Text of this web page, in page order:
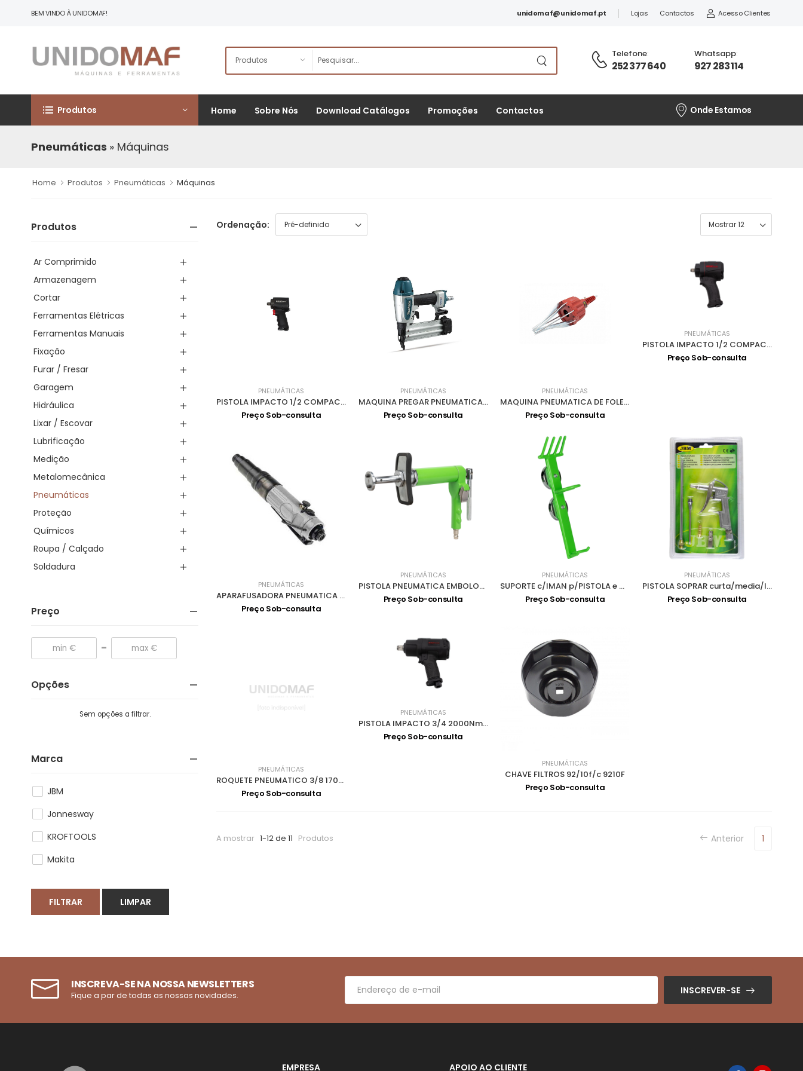
BEM VINDO À UNIDOMAF! unidomaf@unidomaf.pt Lojas Contactos Acesso Clientes
Telefone:
252 377 640
Whatsapp:
927 283 114
Produtos Home Sobre Nós Download Catálogos Promoções Contactos Onde Estamos
Pneumáticas » Máquinas
Home Produtos Pneumáticas Máquinas
Produtos
Ar Comprimido
Armazenagem
Cortar
Ferramentas Elétricas
Ferramentas Manuais
Fixação
Furar / Fresar
Garagem
Hidráulica
Lixar / Escovar
Lubrificação
Medição
Metalomecânica
Pneumáticas
Proteção
Químicos
Roupa / Calçado
Soldadura
Preço
-
Opções
Sem opções a filtrar.
Marca
JBM
Jonnesway
KROFTOOLS
Makita
FILTRAR LIMPAR
Ordenação:
PNEUMÁTICAS
PISTOLA IMPACTO 1/2 COMPACTA 610 Nm 9204
Preço Sob-consulta
PNEUMÁTICAS
MAQUINA PREGAR PNEUMATICA AF506
Preço Sob-consulta
PNEUMÁTICAS
MAQUINA PNEUMATICA DE FOLES 5510
Preço Sob-consulta
PNEUMÁTICAS
PISTOLA IMPACTO 1/2 COMPACTA 850/1200Nm 9245
Preço Sob-consulta
PNEUMÁTICAS
APARAFUSADORA PNEUMATICA DIREITA JAB-7003A
Preço Sob-consulta
PNEUMÁTICAS
PISTOLA PNEUMATICA EMBOLOS 51283
Preço Sob-consulta
PNEUMÁTICAS
SUPORTE c/IMAN p/PISTOLA e CH 51341
Preço Sob-consulta
PNEUMÁTICAS
PISTOLA SOPRAR curta/media/longa 51383
Preço Sob-consulta
PNEUMÁTICAS
ROQUETE PNEUMATICO 3/8 170Rpm 100Nm JAR-6310A
Preço Sob-consulta
PNEUMÁTICAS
PISTOLA IMPACTO 3/4 2000Nm 9246
Preço Sob-consulta
PNEUMÁTICAS
CHAVE FILTROS 92/10f/c 9210F
Preço Sob-consulta
A mostrar 1-12 de 11 Produtos Anterior 1
INSCREVA-SE NA NOSSA NEWSLETTERS
Fique a par de todas as nossas novidades. INSCREVER-SE
EMPRESA APOIO AO CLIENTE